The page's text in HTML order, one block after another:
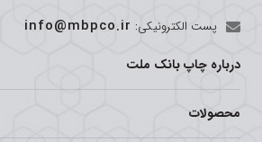
پست الکترونیکی: info@mbpco.ir
درباره چاپ بانک ملت
محصولات